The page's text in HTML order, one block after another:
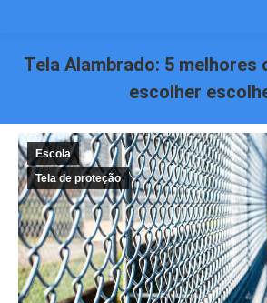
Tela Alambrado: 5 melhores
escolher
Escola
Tela de proteção